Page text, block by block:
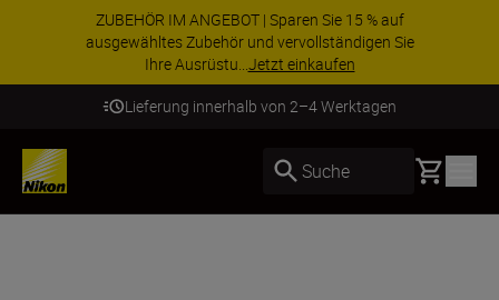
ZUBEHÖR IM ANGEBOT | Sparen Sie 15 % auf
ausgewähltes Zubehör und vervollständigen Sie
Ihre Ausrüstu...Jetzt einkaufen
Lieferung innerhalb von 2–4 Werktagen
Suche Basket